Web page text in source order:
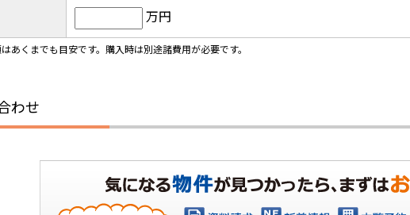
万円
あくまでも目安です。購入時は別途諸費用が必要です。
わせ